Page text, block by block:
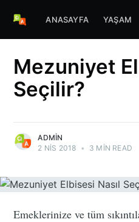
ANASAYFA YAŞAM
Mezuniyet
Seçilir?
ADMIN
2 NIS 2018 • 3 MIN READ
Emeklerinize ve tüm